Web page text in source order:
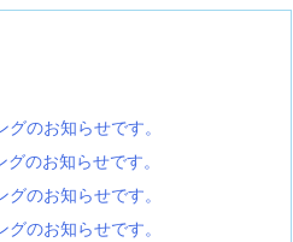
のお知らせです。
のお知らせです。
のお知らせです。
のお知らせです。